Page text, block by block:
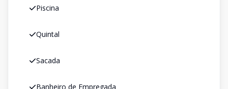
Piscina
Quintal
Sacada
Banheiro de Empregada